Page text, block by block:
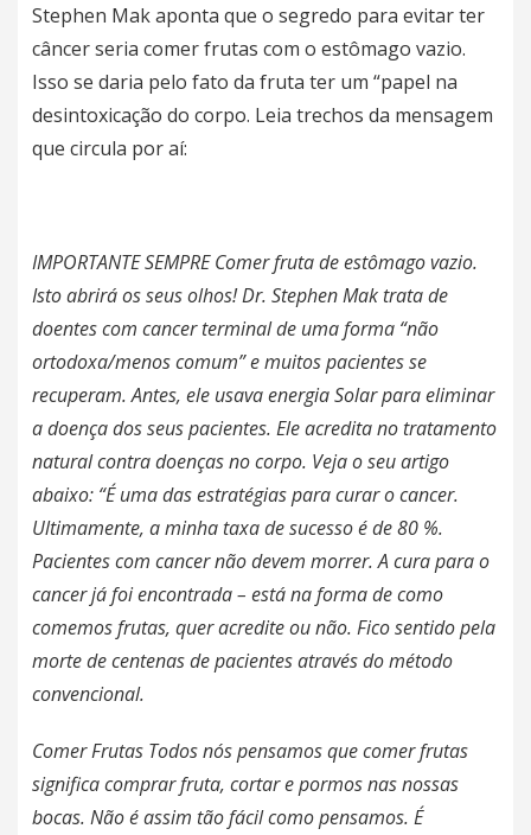
Stephen Mak aponta que o segredo para evitar ter
câncer seria comer frutas com o estômago vazio.
Isso se daria pelo fato da fruta ter um “papel na
desintoxicação do corpo. Leia trechos da mensagem
que circula por aí:
IMPORTANTE SEMPRE Comer fruta de estômago vazio.
Isto abrirá os seus olhos! Dr. Stephen Mak trata de
doentes com cancer terminal de uma forma “não
ortodoxa/menos comum” e muitos pacientes se
recuperam. Antes, ele usava energia Solar para eliminar
a doença dos seus pacientes. Ele acredita no tratamento
natural contra doenças no corpo. Veja o seu artigo
abaixo: “É uma das estratégias para curar o cancer.
Ultimamente, a minha taxa de sucesso é de 80 %.
Pacientes com cancer não devem morrer. A cura para o
cancer já foi encontrada – está na forma de como
comemos frutas, quer acredite ou não. Fico sentido pela
morte de centenas de pacientes através do método
convencional.
Comer Frutas Todos nós pensamos que comer frutas
significa comprar fruta, cortar e pormos nas nossas
bocas. Não é assim tão fácil como pensamos. É